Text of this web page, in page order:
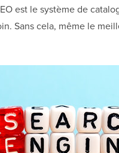
est le système de
Sans cela, même le